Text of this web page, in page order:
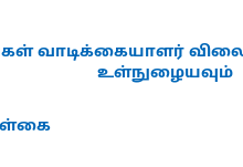
வாடிக்கையாளர்
உள்நுழையவும்